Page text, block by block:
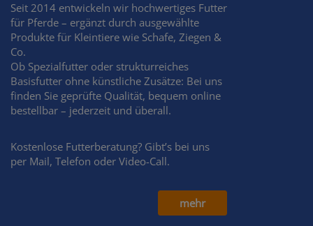
Seit 2014 entwickeln wir hochwertiges Futter
für Pferde – ergänzt durch ausgewählte
Produkte für Kleintiere wie Schafe, Ziegen &
Co.
Ob Spezialfutter oder strukturreiches
Basisfutter ohne künstliche Zusätze: Bei uns
finden Sie geprüfte Qualität, bequem online
bestellbar – jederzeit und überall.
Kostenlose Futterberatung? Gibt’s bei uns
per Mail, Telefon oder Video-Call.
mehr